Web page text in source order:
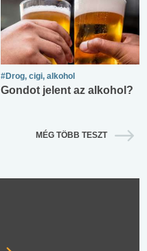
#Drog, cigi, alkohol
Gondot jelent az alkohol?
MÉG TÖBB TESZT